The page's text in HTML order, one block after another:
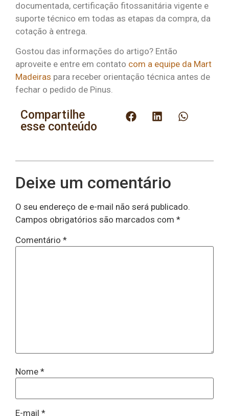
documentada, certificação fitossanitária vigente e
suporte técnico em todas as etapas da compra, da
cotação à entrega.
Gostou das informações do artigo? Então
aproveite e entre em contato com a equipe da Mart
Madeiras para receber orientação técnica antes de
fechar o pedido de Pinus.
Compartilhe
esse conteúdo
Deixe um comentário
O seu endereço de e-mail não será publicado.
Campos obrigatórios são marcados com *
Comentário *
Nome *
E-mail *